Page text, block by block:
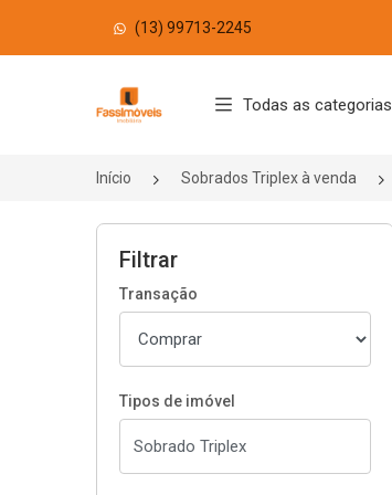
(13) 99713-2245
Página inicial
Todas as categorias
Início Sobrados Triplex à venda
Filtrar
Transação
Tipos de imóvel